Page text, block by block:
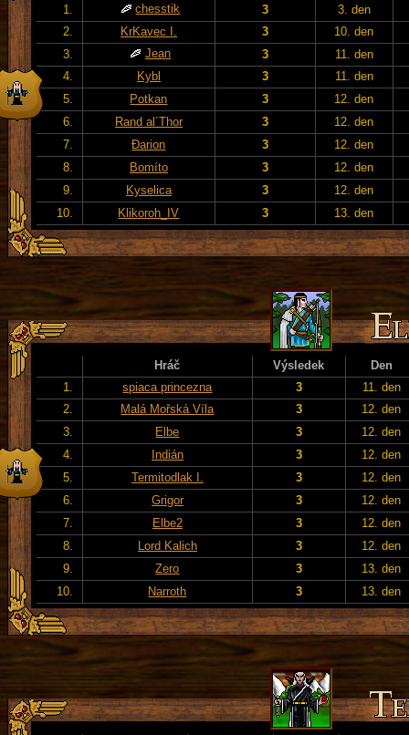
1.
chesstik 3
3. den
2.
KrKavec I. 3
10. den
3.
Jean 3
11. den
4.
Kybl 3
11. den
5.
Potkan 3
12. den
6.
Rand al´Thor 3
12. den
7.
Đarion 3
12. den
8.
Bomíto 3
12. den
9.
Kyselica 3
12. den
10.
Klikoroh_IV 3 13. den
Hráč Výsledek
Den
1.
spiaca princezna 3
11. den
2.
Malá Mořská Víla 3
12. den
3.
Elbe 3
12. den
4.
Indián 3
12. den
5.
Termitodlak I. 3
12. den
6.
Grigor 3
12. den
7.
Elbe2 3
12. den
8.
Lord Kalich 3
12. den
9.
Zero 3
13. den
10.
Narroth 3 13. den